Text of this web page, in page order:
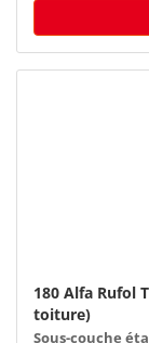
180 Alfa Rufol
toiture)
Sous-couche